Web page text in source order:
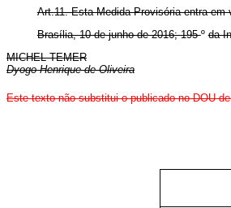
Art.11. Esta Medida Provisória entra em
Brasília, 10 de junho de 2016; 195ºda
MICHEL TEMER
Dyogo Henrique de Oliveira
Este texto não substitui o publicado no DOU